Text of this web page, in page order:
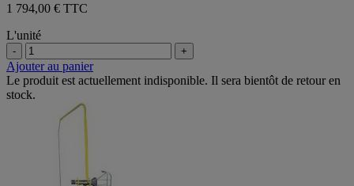
1 794,00 € TTC
L'unité
- +
Ajouter au panier
Le produit est actuellement indisponible. Il sera bientôt de retour en
stock.